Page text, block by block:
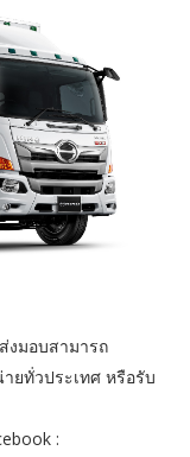
งมอบสามารถ
ยทั่วประเทศ หรือรับ
: